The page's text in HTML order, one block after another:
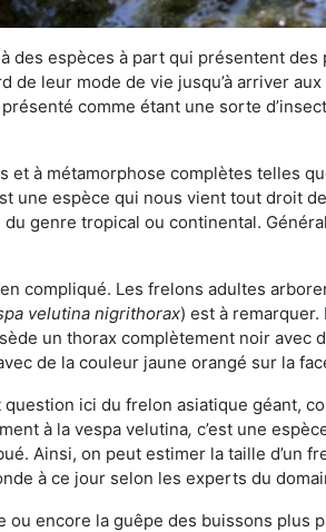
des espèces à part qui présentent
de leur mode de vie jusqu’à arriver
comme étant une sorte
et à métamorphose complètes telles
espèce qui nous vient tout droit de
genre tropical ou continental.
compliqué. Les frelons adultes
velutina nigrithorax) est à remarquer.
un thorax complètement noir avec
de la couleur jaune orangé sur la
ici du frelon asiatique géant,
à la vespa velutina, c’est une
Ainsi, on peut estimer la taille d’un
à ce jour selon les experts du
ou encore la guêpe des buissons plus